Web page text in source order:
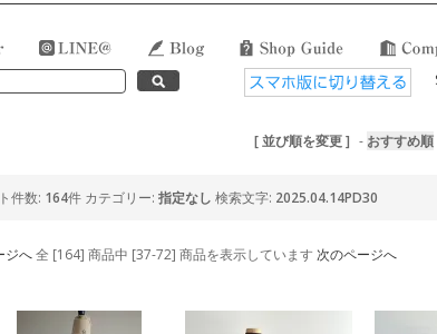
[ 並び順を変更 ] - おすすめ順
件数: 164件 カテゴリー: 指定なし 検索文字: 2025.04.14PD30
ジへ全 [164] 商品中 [37-72] 商品を表示しています 次のページへ